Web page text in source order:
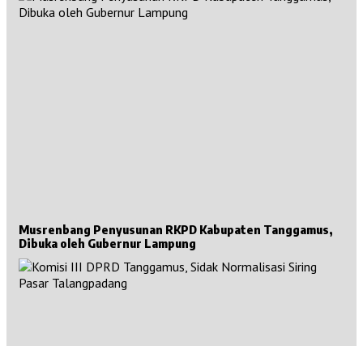
Musrenbang Penyusunan RKPD Kabupaten Tanggamus,
Dibuka oleh Gubernur Lampung